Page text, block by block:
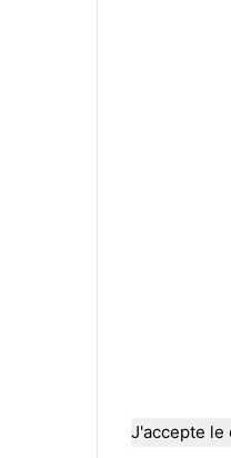
J'accepte le